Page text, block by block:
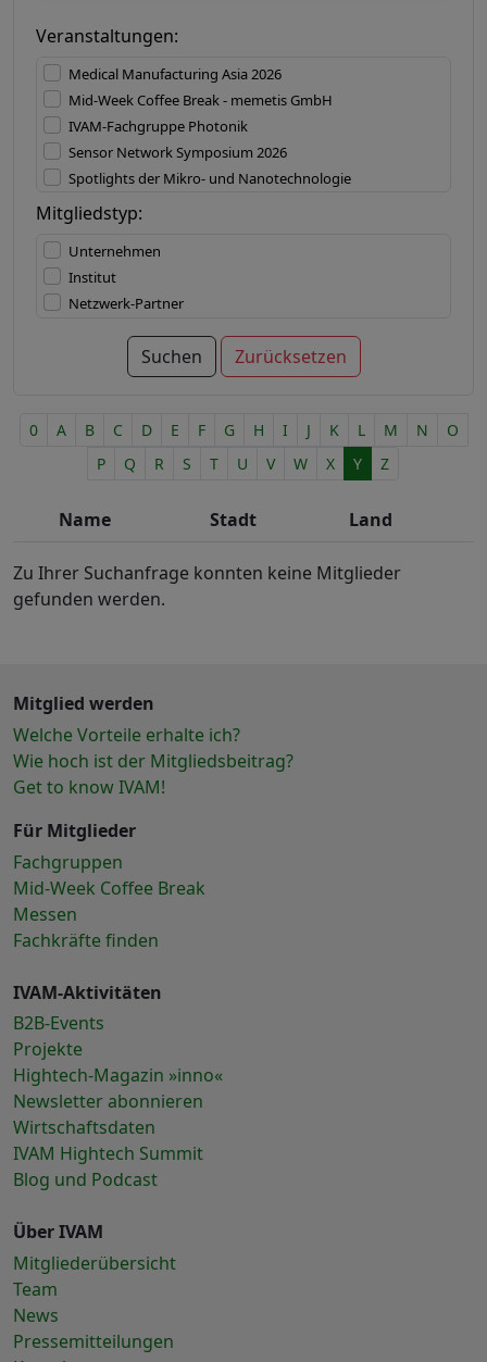
Mikroelektronik
Mikrofluidik
Mikromechanik
Mikromontage
Mikrooptik
Mikroreaktionstechnik
Nanotechnologie
Nicht-technische Dienstleistungen
Oberflächen/Beschichtungen
Optoelektronik
Produktionstechnologien
RF-MEMS
Sensorik
Wafer-/Chip-Handling
Druckindustrie
Forschung & Entwicklung
Halbleiterindustrie
Hausgerätetechnik
Informationstechnik
Internet of Things
Konsumgüter
Kunststoffindustrie
Luft- und Raumfahrt
Medizintechnik
Nanotechnik
Qualitätssicherung
Sensor-, Mess- u. Regeltechnik
Sicherheitstechnik
Stahl-/Metallindustrie
Telekommunikation
Textilindustrie
Umwelt
Verkehrstechnik
Wearables
Veranstaltungen:
Medical Manufacturing Asia 2026
Mid-Week Coffee Break - memetis GmbH
IVAM-Fachgruppe Photonik
Sensor Network Symposium 2026
Spotlights der Mikro- und Nanotechnologie
Mid-Week Coffee Break - FEMTOPRINT SA
COMPAMED 2026
MD&M West 2027
Asia Photonics Expo 2027
XPONENTIAL Europe 2027
Mitgliedstyp:
Unternehmen
Institut
Netzwerk-Partner
Suchen Zurücksetzen
0 A B C D E F G H I J K L M N
O
P
Q R S T U V W X Y Z
Name Stadt Land
Zu Ihrer Suchanfrage konnten keine Mitglieder
gefunden werden.
Mitglied werden
Welche Vorteile erhalte ich?
Wie hoch ist der Mitgliedsbeitrag?
Get to know IVAM!
Für Mitglieder
Fachgruppen
Mid-Week Coffee Break
Messen
Fachkräfte finden
IVAM-Aktivitäten
B2B-Events
Projekte
Hightech-Magazin »inno«
Newsletter abonnieren
Wirtschaftsdaten
IVAM Hightech Summit
Blog und Podcast
Über IVAM
Mitgliederübersicht
Team
News
Pressemitteilungen